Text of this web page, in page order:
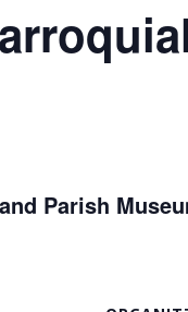
Parish